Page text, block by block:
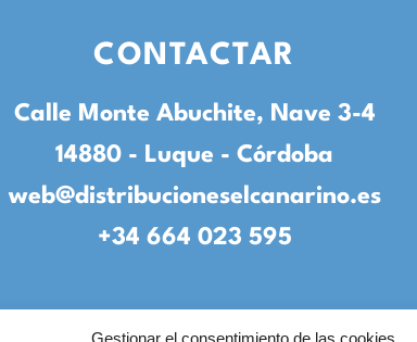
CONTACTAR
Calle Monte Abuchite, Nave 3-4
14880 - Luque - Córdoba
web@distribucioneselcanarino.es
+34 664 023 595